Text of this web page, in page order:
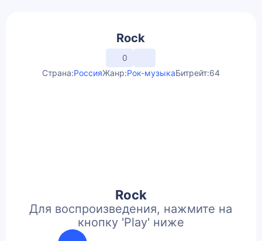
Rock
0
Страна:РоссияЖанр:Рок-музыкаБитрейт:64
Rock
Для воспроизведения, нажмите на
кнопку 'Play' ниже